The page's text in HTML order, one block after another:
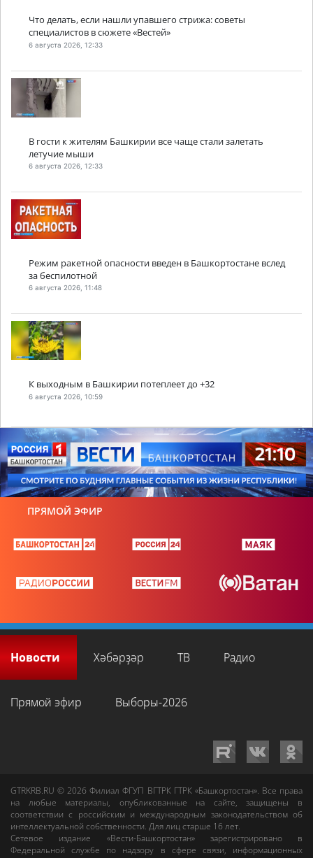
Что делать, если нашли упавшего стрижа: советы
специалистов в сюжете «Вестей»
6 августа 2026, 12:33
В гости к жителям Башкирии все чаще стали залетать
летучие мыши
6 августа 2026, 12:33
Режим ракетной опасности введен в Башкортостане вслед
за беспилотной
6 августа 2026, 11:48
К выходным в Башкирии потеплеет до +32
6 августа 2026, 10:59
ПРЯМОЙ ЭФИР
Новости Хәбәрҙәр ТВ Радио
Прямой эфир Выборы-2026
GTRKRB.RU © 2026Филиал ФГУП ВГТРК ГТРК «Башкортостан». Все права
на любые материалы, опубликованные на сайте, защищены в
соответствии с российским и международным законодательством об
интеллектуальной собственности. Для лиц старше 16 лет.
Сетевое издание «Вести-Башкортостан»зарегистрировано в
Федеральной службе по надзору в сфере связи, информационных